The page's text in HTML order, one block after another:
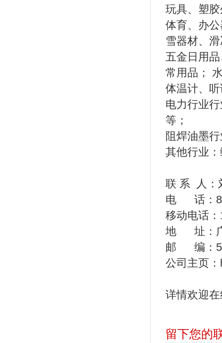
玩具、塑
体育、办
雪器材、
五金日用
常用品；
体温计、
电力行业
等；
阻焊油墨
其他行业
联 系 人：
电 话：
移动电话
地 址：广
邮 编：
公司主页
详情欢迎
留下您的